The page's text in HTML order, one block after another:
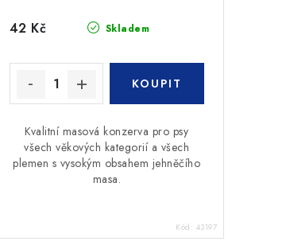
Skladem
42 Kč
Kvalitní masová konzerva pro psy
všech věkových kategorií a všech
plemen s vysokým obsahem jehněčího
masa.
Kód: 43197